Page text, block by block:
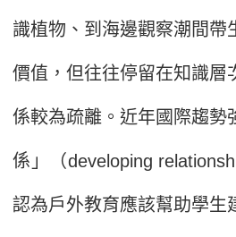
識植物、到海邊觀察潮間帶
價值，但往往停留在知識層
係較為疏離。近年國際趨勢
係」（developing
認為戶外教育應該幫助學生